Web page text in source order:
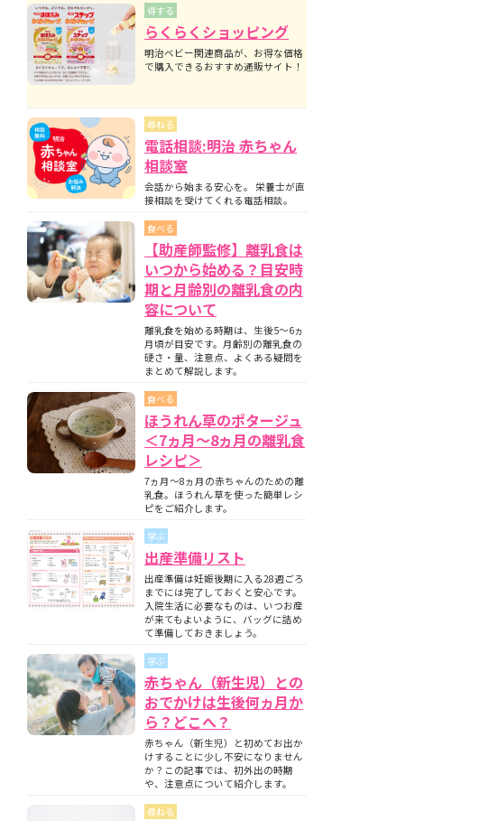
得する
らくらくショッピング
明治ベビー関連商品が、お得な価格
で購入できるおすすめ通販サイト！
尋ねる
電話相談:明治 赤ちゃん
相談室
会話から始まる安心を。 栄養士が直
接相談を受けてくれる電話相談。
食べる
【助産師監修】離乳食は
いつから始める？目安時
期と月齢別の離乳食の内
容について
離乳食を始める時期は、生後5〜6ヵ
月頃が目安です。月齢別の離乳食の
硬さ・量、注意点、よくある疑問を
まとめて解説します。
食べる
ほうれん草のポタージュ
＜7ヵ月〜8ヵ月の離乳食
レシピ＞
7ヵ月～8ヵ月の赤ちゃんのための離
乳食。ほうれん草を使った簡単レシ
ピをご紹介します。
学ぶ
出産準備リスト
出産準備は妊娠後期に入る28週ごろ
までには完了しておくと安心です。
入院生活に必要なものは、いつお産
が来てもよいように、バッグに詰め
て準備しておきましょう。
学ぶ
赤ちゃん（新生児）との
おでかけは生後何ヵ月か
ら？どこへ？
赤ちゃん（新生児）と初めてお出か
けすることに少し不安になりません
か？この記事では、初外出の時期
や、注意点について紹介します。
尋ねる